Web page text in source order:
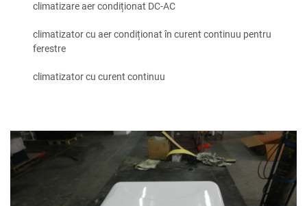
climatizare aer condiționat DC-AC
climatizator cu aer condiționat în curent continuu pentru
ferestre
climatizator cu curent continuu